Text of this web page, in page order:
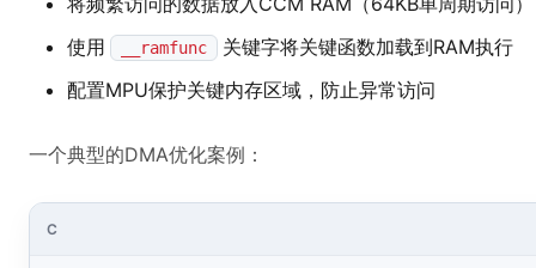
使用
__ramfunc
关键字将关键函数加载到RAM执行
配置MPU保护关键内存区域，防止异常访问
一个典型的DMA优化案例：
C